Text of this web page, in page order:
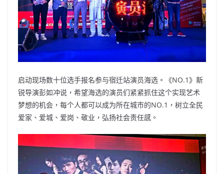
启动现场数十位选手报名参与宿迁站演员海选。《NO.1》新
锐导演彭如冲说，希望海选的演员们紧紧抓住这个实现艺术
梦想的机会，每个人都可以成为所在城市的NO.1，树立全民
爱家、爱城、爱岗、敬业，弘扬社会责任感。